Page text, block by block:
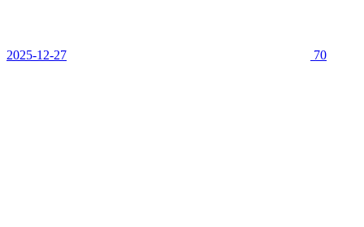
2025-12-27 70